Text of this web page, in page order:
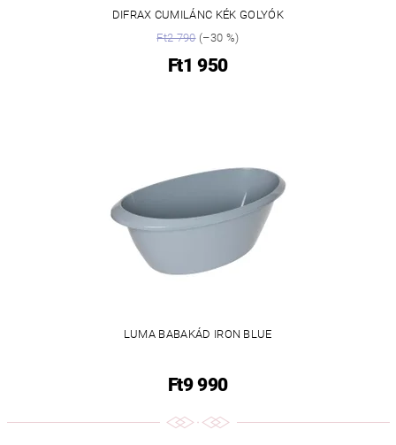
DIFRAX CUMILÁNC KÉK GOLYÓK
Ft2 790(–30 %)
Ft1 950
LUMA BABAKÁD IRON BLUE
Ft9 990